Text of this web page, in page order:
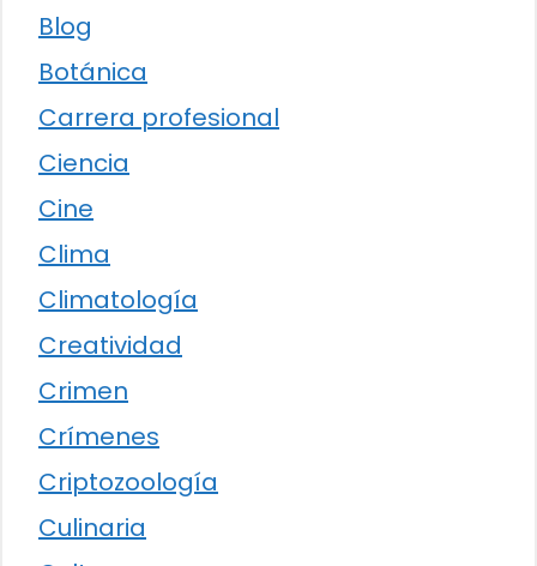
Blog
Botánica
Carrera profesional
Ciencia
Cine
Clima
Climatología
Creatividad
Crimen
Crímenes
Criptozoología
Culinaria